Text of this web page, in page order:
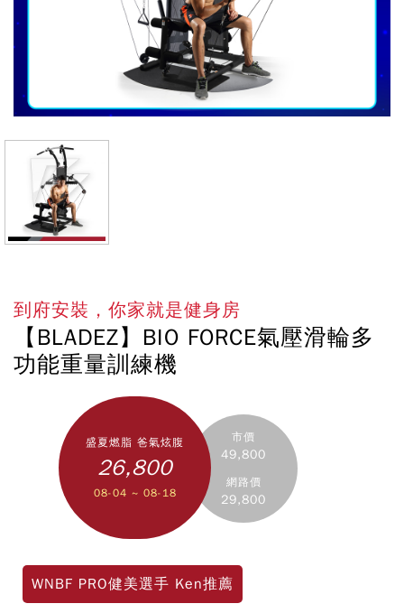
到府安裝，你家就是健身房
【BLADEZ】BIO FORCE氣壓滑輪多
功能重量訓練機
盛夏燃脂 爸氣炫腹
26,800
08-04 ~ 08-18
市價
49,800
網路價
29,800
WNBF PRO健美選手 Ken推薦